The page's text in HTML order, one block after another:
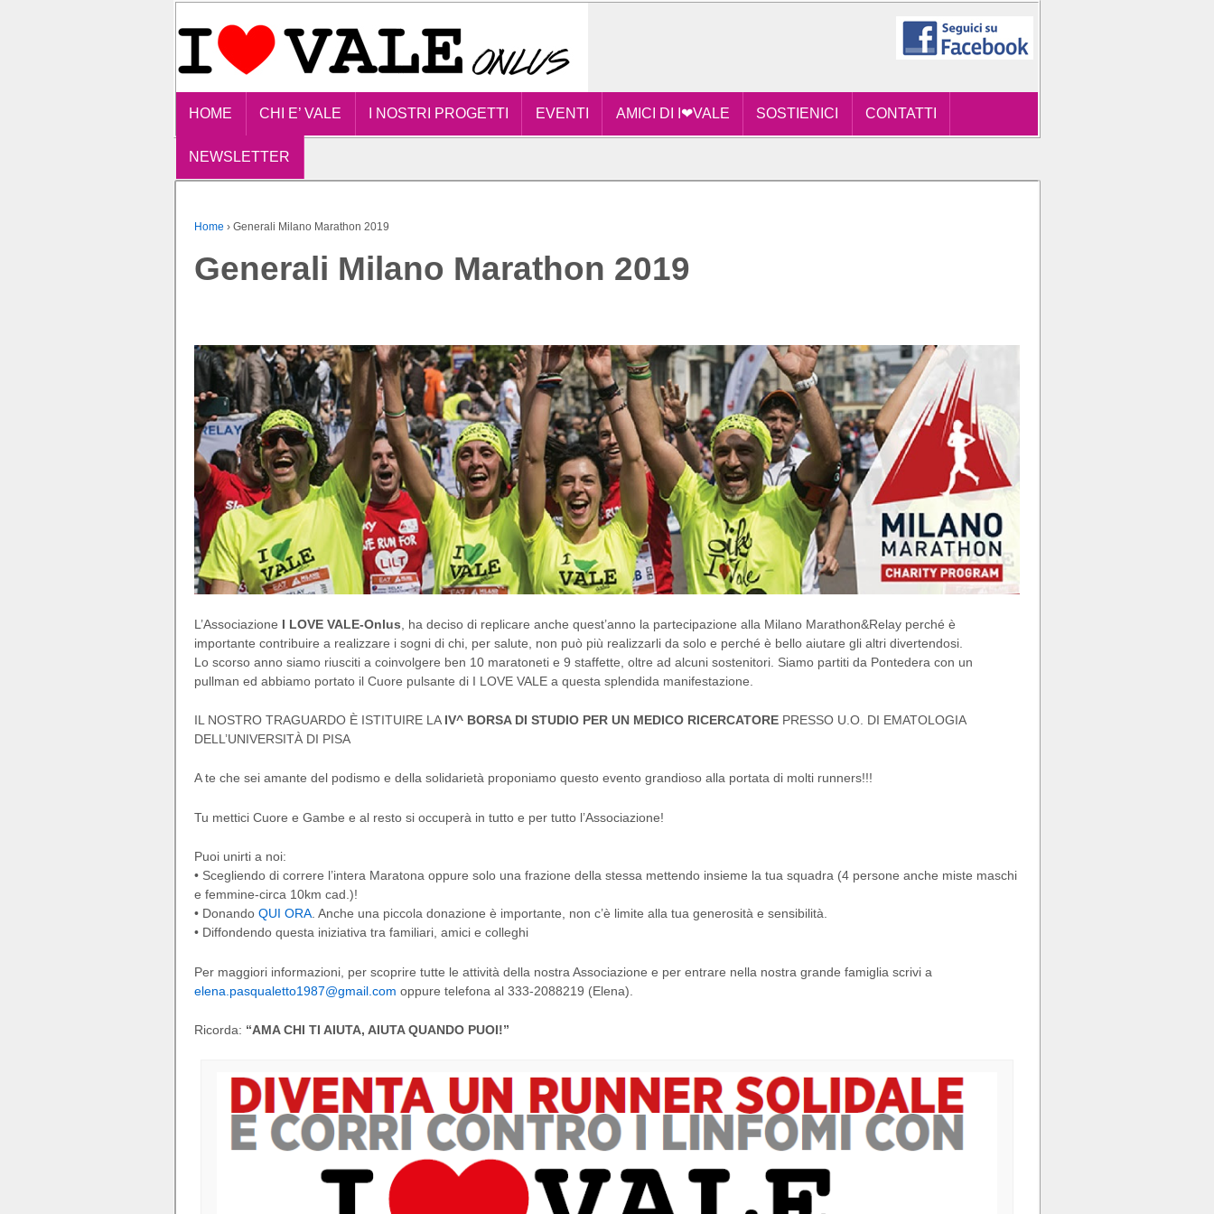
HOME CHI E’ VALE I NOSTRI PROGETTI EVENTI AMICI DI I❤VALE SOSTIENICI CONTATTI
NEWSLETTER
Home › Generali Milano Marathon 2019
Generali Milano Marathon 2019
L’Associazione I LOVE VALE-Onlus , ha deciso di replicare anche quest’anno la partecipazione alla Milano Marathon&Relay perché è
importante contribuire a realizzare i sogni di chi, per salute, non può più realizzarli da solo e perché è bello aiutare gli altri divertendosi.
Lo scorso anno siamo riusciti a coinvolgere ben 10 maratoneti e 9 staffette, oltre ad alcuni sostenitori. Siamo partiti da Pontedera con un
pullman ed abbiamo portato il Cuore pulsante di I LOVE VALE a questa splendida manifestazione.
IL NOSTRO TRAGUARDO È ISTITUIRE LA IV^ BORSA DI STUDIO PER UN MEDICO RICERCATORE PRESSO U.O. DI EMATOLOGIA
DELL’UNIVERSITÀ DI PISA
A te che sei amante del podismo e della solidarietà proponiamo questo evento grandioso alla portata di molti runners!!!
Tu mettici Cuore e Gambe e al resto si occuperà in tutto e per tutto l’Associazione!
Puoi unirti a noi:
• Scegliendo di correre l’intera Maratona oppure solo una frazione della stessa mettendo insieme la tua squadra (4 persone anche miste maschi
e femmine-circa 10km cad.)!
• Donando QUI ORA . Anche una piccola donazione è importante, non c’è limite alla tua generosità e sensibilità.
• Diffondendo questa iniziativa tra familiari, amici e colleghi
Per maggiori informazioni, per scoprire tutte le attività della nostra Associazione e per entrare nella nostra grande famiglia scrivi a
elena.pasqualetto1987@gmail.com oppure telefona al 333-2088219 (Elena).
Ricorda: “AMA CHI TI AIUTA, AIUTA QUANDO PUOI!”